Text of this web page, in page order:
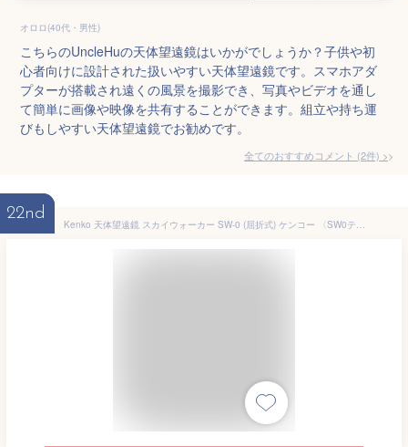
オロロ(40代・男性)
こちらのUncleHuの天体望遠鏡はいかがでしょうか？子供や初
心者向けに設計された扱いやすい天体望遠鏡です。スマホアダ
プターが搭載され遠くの風景を撮影でき、写真やビデオを通し
て簡単に画像や映像を共有することができます。組立や持ち運
びもしやすい天体望遠鏡でお勧めです。
全てのおすすめコメント (2件) >
22nd
Kenko 天体望遠鏡 スカイウォーカー SW-0 (屈折式) ケンコー 〈SW0テンタイ〉